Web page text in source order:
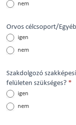
nem
Orvos célcsoport/
igen
nem
Szakdolgozó
felületen szükséges? *
igen
nem